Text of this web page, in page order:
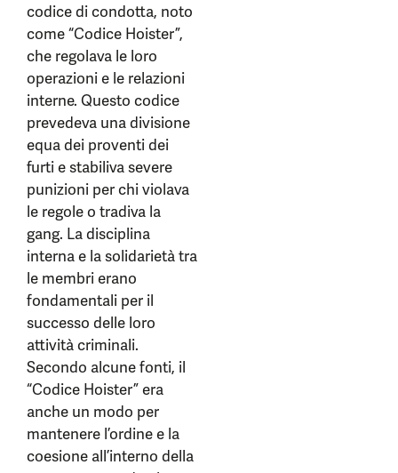
codice di condotta, noto
come “Codice Hoister”,
che regolava le loro
operazioni e le relazioni
interne. Questo codice
prevedeva una divisione
equa dei proventi dei
furti e stabiliva severe
punizioni per chi violava
le regole o tradiva la
gang. La disciplina
interna e la solidarietà tra
le membri erano
fondamentali per il
successo delle loro
attività criminali.
Secondo alcune fonti, il
“Codice Hoister” era
anche un modo per
mantenere l’ordine e la
coesione all’interno della